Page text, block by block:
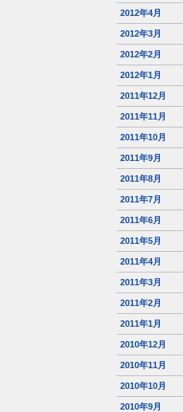
2012年4月
2012年3月
2012年2月
2012年1月
2011年12月
2011年11月
2011年10月
2011年9月
2011年8月
2011年7月
2011年6月
2011年5月
2011年4月
2011年3月
2011年2月
2011年1月
2010年12月
2010年11月
2010年10月
2010年9月